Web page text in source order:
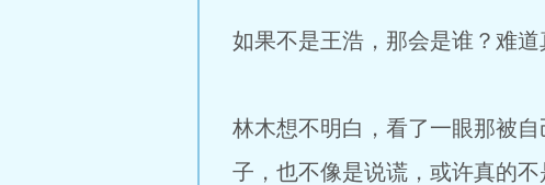
如果不是王浩，那会是谁？难道
林木想不明白，看了一眼那被
子，也不像是说谎，或许真的不